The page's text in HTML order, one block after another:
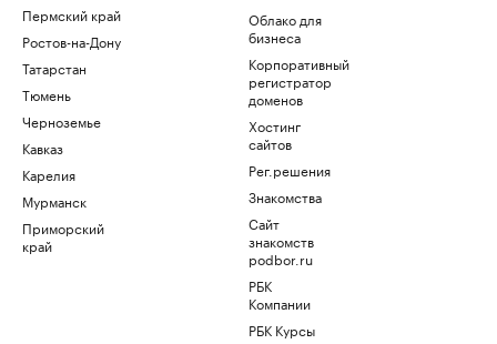
Пермский край
Ростов-на-Дону
Татарстан
Тюмень
Черноземье
Кавказ
Карелия
Мурманск
Приморский
край
Облако для
бизнеса
Корпоративный
регистратор
доменов
Хостинг
сайтов
Рег.решения
Знакомства
Сайт
знакомств
podbor.ru
РБК
Компании
РБК Курсы